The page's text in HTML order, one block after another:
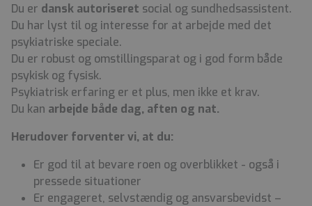
Du er dansk autoriseret social og sundhedsassistent.
Du har lyst til og interesse for at arbejde med det
psykiatriske speciale.
Du er robust og omstillingsparat og i god form både
psykisk og fysisk.
Psykiatrisk erfaring er et plus, men ikke et krav.
Du kan arbejde både dag, aften og nat.
Herudover forventer vi, at du:
Er god til at bevare roen og overblikket - også i
pressede situationer
Er engageret, selvstændig og ansvarsbevidst –